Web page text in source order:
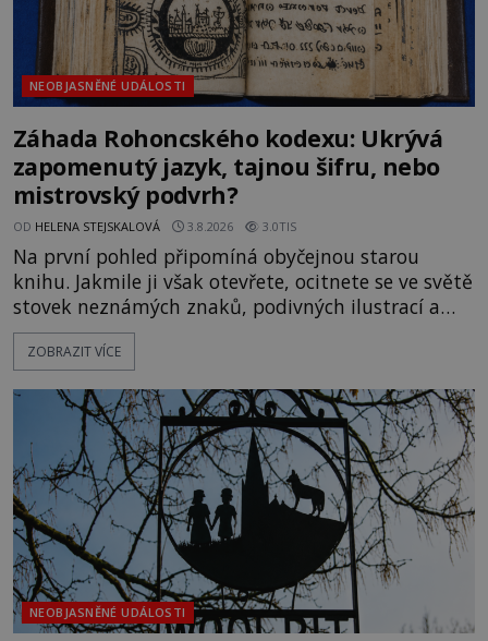
NEOBJASNĚNÉ UDÁLOSTI
Záhada Rohoncského kodexu: Ukrývá
zapomenutý jazyk, tajnou šifru, nebo
mistrovský podvrh?
OD HELENA STEJSKALOVÁ 3.8.2026 3.0TIS
Na první pohled připomíná obyčejnou starou
knihu. Jakmile ji však otevřete, ocitnete se ve světě
stovek neznámých znaků, podivných ilustrací a
textu, který už téměř dvě století vzdoruje všem
pokusům o rozluštění. Rohoncský kodex patří mezi
jistotou neví, kdo jej napsal, kdy vznikl ani co
vlastně vypráví. Rohoncský kodex se poprvé
objevuje v roce
ZOBRAZIT VÍCE
NEOBJASNĚNÉ UDÁLOSTI